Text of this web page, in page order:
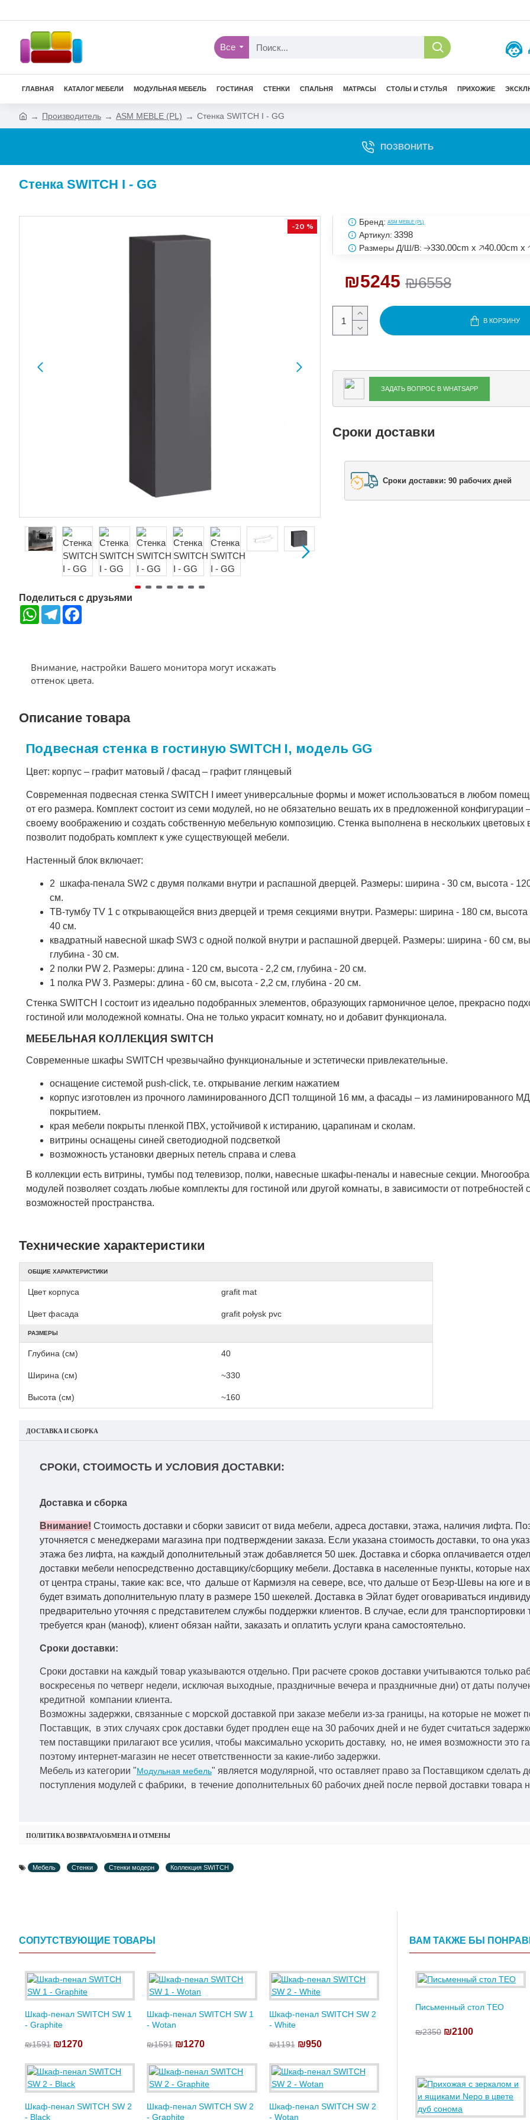
Все
ГЛАВНАЯ КАТАЛОГ МЕБЕЛИ МОДУЛЬНАЯ МЕБЕЛЬ ГОСТИНАЯ СТЕНКИ СПАЛЬНЯ МАТРАСЫ СТОЛЫ И СТУЛЬЯ ПРИХОЖИЕ
Производитель ASM MEBLE (PL) Стенка SWITCH I - GG
ПОЗВОНИТЬ
Стенка SWITCH I - GG
-20 %
Поделиться с друзьями
WhatsAppTelegram
Внимание, настройки Вашего монитора могут искажать
оттенок цвета.
₪6558
₪5245
Бренд: ASM MEBLE (PL)
Артикул: 3398
Размеры Д/Ш/В: 🡢330.00cm x 🡥40.00cm x
В КОРЗИНУ
ЗАДАТЬ ВОПРОС В WHATSAPP
Сроки доставки
Сроки доставки: 90 рабочих дней
Описание товара
Подвесная стенка в гостиную SWITCH I, модель GG
Цвет: корпус – графит матовый / фасад – графит глянцевый
Современная подвесная стенка SWITCH I имеет универсальные формы и может использоваться в любом
от его размера. Комплект состоит из семи модулей, но не обязательно вешать их в предложенной
своему воображению и создать собственную мебельную композицию. Стенка выполнена в нескольких цветовых
позволит подобрать комплект к уже существующей мебели.
Настенный блок включает:
2 шкафа-пенала SW2 с двумя полками внутри и распашной дверцей. Размеры: ширина - 30 см, высота -
см.
ТВ-тумбу TV 1 с открывающейся вниз дверцей и тремя секциями внутри. Размеры: ширина - 180 см, высота
40 см.
квадратный навесной шкаф SW3 с одной полкой внутри и распашной дверцей. Размеры: ширина - 60 см,
глубина - 30 см.
2 полки PW 2. Размеры: длина - 120 см, высота - 2,2 см, глубина - 20 см.
1 полка PW 3. Размеры: длина - 60 см, высота - 2,2 см, глубина - 20 см.
Стенка SWITCH I состоит из идеально подобранных элементов, образующих гармоничное целое, прекрасно
гостиной или молодежной комнаты. Она не только украсит комнату, но и добавит функционала.
МЕБЕЛЬНАЯ КОЛЛЕКЦИЯ SWITCH
Современные шкафы SWITCH чрезвычайно функциональные и эстетически привлекательные.
оснащение системой push-click, т.е. открывание легким нажатием
корпус изготовлен из прочного ламинированного ДСП толщиной 16 мм, а фасады – из ламинированного
покрытием.
края мебели покрыты пленкой ПВХ, устойчивой к истиранию, царапинам и сколам.
витрины оснащены синей светодиодной подсветкой
возможность установки дверных петель справа и слева
В коллекции есть витрины, тумбы под телевизор, полки, навесные шкафы-пеналы и навесные секции.
модулей позволяет создать любые комплекты для гостиной или другой комнаты, в зависимости от потребностей
возможностей пространства.
Технические характеристики
ОБЩИЕ ХАРАКТЕРИСТИКИ
Цвет корпуса grafit mat
Цвет фасада grafit połysk pvc
РАЗМЕРЫ
Глубина (см) 40
Ширина (см) ~330
Высота (см) ~160
ДОСТАВКА И СБОРКА
СРОКИ, СТОИМОСТЬ И УСЛОВИЯ ДОСТАВКИ:
Доставка и сборка
Внимание! Стоимость доставки и сборки зависит от вида мебели, адреса доставки, этажа, наличия лифта.
уточняется с менеджерами магазина при подтверждении заказа. Если указана стоимость доставки, то она
этажа без лифта, на каждый дополнительный этаж добавляется 50 шек. Доставка и сборка оплачивается
доставки мебели непосредственно доставщику/сборщику мебели. Доставка в населенные пункты, которые
от центра страны, такие как: все, что дальше от Кармиэля на севере, все, что дальше от Беэр-Шевы на юге и
будет взимать дополнительную плату в размере 150 шекелей. Доставка в Эйлат будет оговариваться
предварительно уточняя с представителем службы поддержки клиентов. В случае, если для транспортировки
требуется кран (маноф), клиент обязан найти, заказать и оплатить услуги крана самостоятельно.
Сроки доставки:
Сроки доставки на каждый товар указываются отдельно. При расчете сроков доставки учитываются только
воскресенья по четверг недели, исключая выходные, праздничные вечера и праздничные дни) от даты
кредитной компании клиента.
Возможны задержки, связанные с морской доставкой при заказе мебели из-за границы, на которые не может
Поставщик, в этих случаях срок доставки будет продлен еще на 30 рабочих дней и не будет считаться
тем поставщики прилагают все усилия, чтобы максимально ускорить доставку, но, не имея возможности это
поэтому интернет-магазин не несет ответственности за какие-либо задержки.
Мебель из категории "Модульная мебель" является модулярной, что оставляет право за Поставщиком сделать
поступления модулей с фабрики, в течение дополнительных 60 рабочих дней после первой доставки товара
ПОЛИТИКА ВОЗВРАТА/ОБМЕНА И ОТМЕНЫ
Мебель Стенки Стенки модерн Коллекция SWITCH
СОПУТСТВУЮЩИЕ ТОВАРЫ
Шкаф-пенал SWITCH SW 1
- Graphite
₪1591 ₪1270
Шкаф-пенал SWITCH SW 1
- Wotan
₪1591 ₪1270
Шкаф-пенал SWITCH SW 2
- White
₪1191 ₪950
Шкаф-пенал SWITCH SW 2
- Black
Шкаф-пенал SWITCH SW 2
- Graphite
Шкаф-пенал SWITCH SW 2
- Wotan
ВАМ ТАКЖЕ БЫ
Письменный стол TEO
₪2350 ₪2100